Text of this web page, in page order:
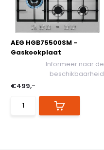
AEG HGB75500SM -
Gaskookplaat
Informeer naar de
beschikbaarheid
€499,-